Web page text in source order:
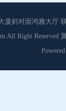
斜对面鸿雅大厅
All Right Reserved